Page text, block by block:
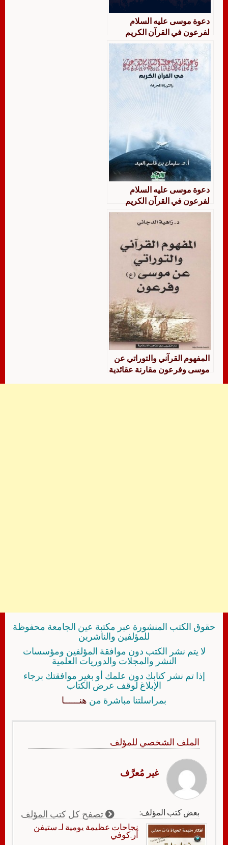
دعوة موسى عليه السلام
لفرعون في القرآن الكريم
والتوراة المحرفة: دراسة
مقارنة
دعوة موسى عليه السلام
لفرعون في القرآن الكريم
والتوراة المحرفة دراسة مقارنة
المفهوم القرآني والتوراتي عن
موسى وفرعون مقارنة عقائدية
حقوق الكتب المنشورة عبر مكتبة عين الجامعة محفوظة
للمؤلفين والناشرين
لا يتم نشر الكتب دون موافقة المؤلفين ومؤسسات
النشر والمجلات والدوريات العلمية
إذا تم نشر كتابك دون علمك أو بغير موافقتك برجاء
الإبلاغ لوقف عرض الكتاب
بمراسلتنا مباشرة من هنــــــا
الملف الشخصي للمؤلف
غير مُعرَّف
بعض كتب المؤلف: تصفح كل كتب المؤلف
نجاحات عظيمة يومية لـ ستيفن
آر.كوفي